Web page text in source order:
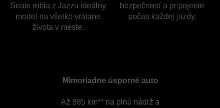
Seats robia z Jazzu ideálny
model na všetko vrátane
života v meste.
bezpečnosť a pripojenie
počas každej jazdy.
Mimoriadne úsporné auto
Až 885 km** na plnú nádrž a